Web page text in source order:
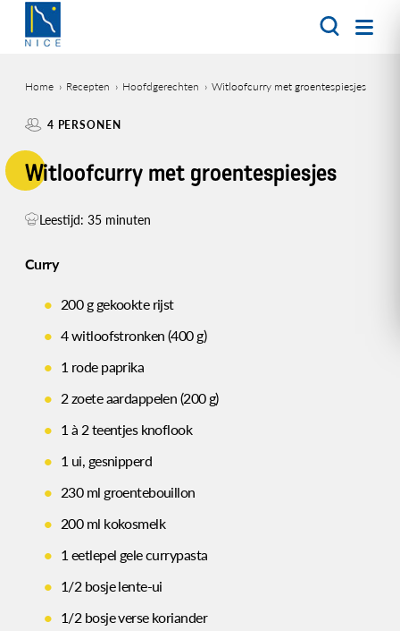
Overslaan
naar
inhoud
gaan
Home Recepten Hoofdgerechten Witloofcurry met groentespiesjes
4 PERSONEN
Witloofcurry met groentespiesjes
Leestijd: 35 minuten
Curry
200 g gekookte rijst
4 witloofstronken (400 g)
1 rode paprika
2 zoete aardappelen (200 g)
1 à 2 teentjes knoflook
1 ui, gesnipperd
230 ml groentebouillon
200 ml kokosmelk
1 eetlepel gele currypasta
1/2 bosje lente-ui
1/2 bosje verse koriander